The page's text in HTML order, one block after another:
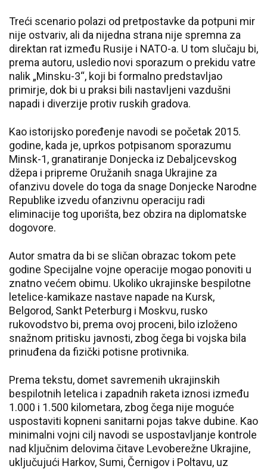
Treći scenario polazi od pretpostavke da potpuni mir
nije ostvariv, ali da nijedna strana nije spremna za
direktan rat između Rusije i NATO-a. U tom slučaju bi,
prema autoru, usledio novi sporazum o prekidu vatre
nalik „Minsku-3“, koji bi formalno predstavljao
primirje, dok bi u praksi bili nastavljeni vazdušni
napadi i diverzije protiv ruskih gradova.
Kao istorijsko poređenje navodi se početak 2015.
godine, kada je, uprkos potpisanom sporazumu
Minsk-1, granatiranje Donjecka iz Debaljcevskog
džepa i pripreme Oružanih snaga Ukrajine za
ofanzivu dovele do toga da snage Donjecke Narodne
Republike izvedu ofanzivnu operaciju radi
eliminacije tog uporišta, bez obzira na diplomatske
dogovore.
Autor smatra da bi se sličan obrazac tokom pete
godine Specijalne vojne operacije mogao ponoviti u
znatno većem obimu. Ukoliko ukrajinske bespilotne
letelice-kamikaze nastave napade na Kursk,
Belgorod, Sankt Peterburg i Moskvu, rusko
rukovodstvo bi, prema ovoj proceni, bilo izloženo
snažnom pritisku javnosti, zbog čega bi vojska bila
prinuđena da fizički potisne protivnika.
Prema tekstu, domet savremenih ukrajinskih
bespilotnih letelica i zapadnih raketa iznosi između
1.000 i 1.500 kilometara, zbog čega nije moguće
uspostaviti kopneni sanitarni pojas takve dubine. Kao
minimalni vojni cilj navodi se uspostavljanje kontrole
nad ključnim delovima čitave Levoberežne Ukrajine,
uključujući Harkov, Sumi, Černigov i Poltavu, uz